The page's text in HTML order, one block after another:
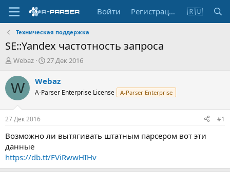
Войти Регистрация 🇷🇺
Техническая поддержка
SE::Yandex частотность запроса
А
т
о
т
е
м
ы
Webaz
Д
т
н
а
л
27 Дек 2016
W Webaz
A-Parser Enterprise License A-Parser Enterprise
27 Дек 2016 #1
Возможно ли вытягивать штатным парсером вот эти
данные
https://db.tt/FViRwwHIHv